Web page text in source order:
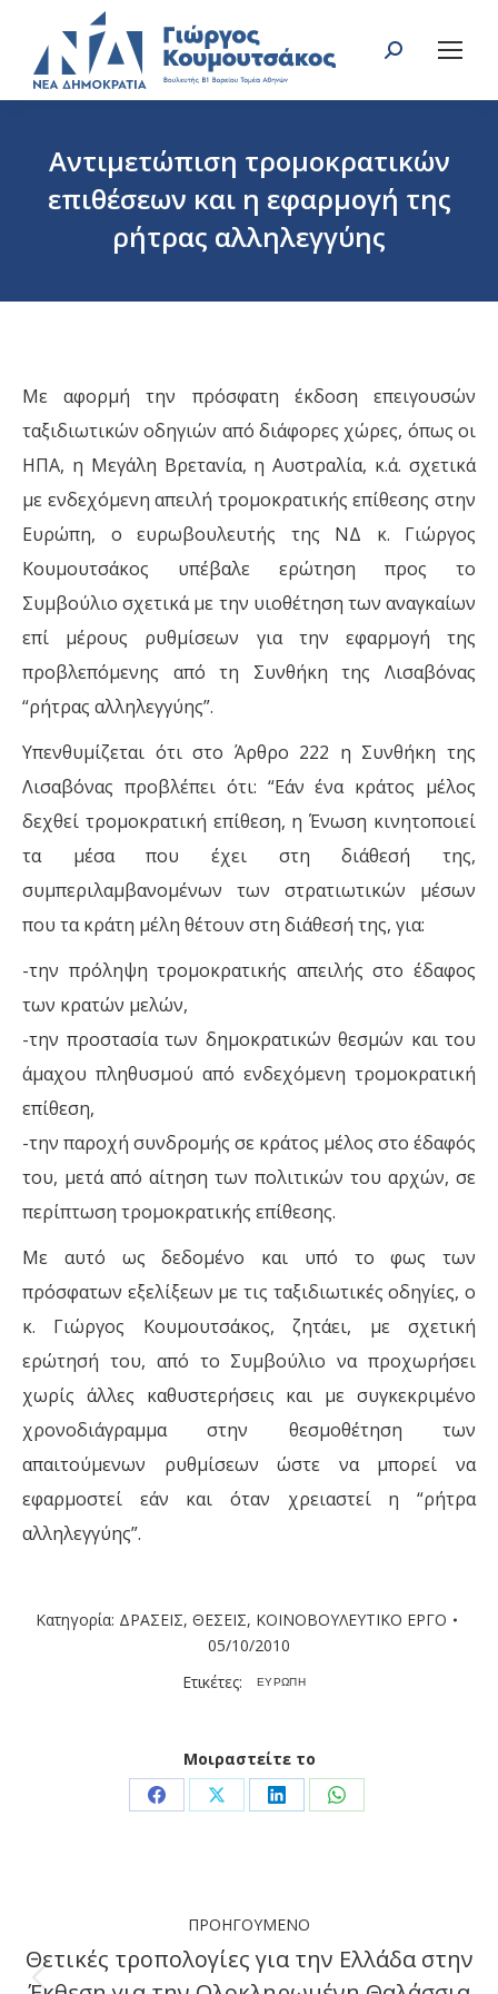
Search:
Αντιμετώπιση τρομοκρατικών
επιθέσεων και η εφαρμογή της
ρήτρας αλληλεγγύης
Με αφορμή την πρόσφατη έκδοση επειγουσών
ταξιδιωτικών οδηγιών από διάφορες χώρες, όπως οι
ΗΠΑ, η Μεγάλη Βρετανία, η Αυστραλία, κ.ά. σχετικά
με ενδεχόμενη απειλή τρομοκρατικής επίθεσης στην
Ευρώπη, ο ευρωβουλευτής της ΝΔ κ. Γιώργος
Κουμουτσάκος υπέβαλε ερώτηση προς το
Συμβούλιο σχετικά με την υιοθέτηση των αναγκαίων
επί μέρους ρυθμίσεων για την εφαρμογή της
προβλεπόμενης από τη Συνθήκη της Λισαβόνας
“ρήτρας αλληλεγγύης”.
Υπενθυμίζεται ότι στο Άρθρο 222 η Συνθήκη της
Λισαβόνας προβλέπει ότι: “Εάν ένα κράτος μέλος
δεχθεί τρομοκρατική επίθεση, η Ένωση κινητοποιεί
τα μέσα που έχει στη διάθεσή της,
συμπεριλαμβανομένων των στρατιωτικών μέσων
που τα κράτη μέλη θέτουν στη διάθεσή της, για:
-την πρόληψη τρομοκρατικής απειλής στο έδαφος
των κρατών μελών,
-την προστασία των δημοκρατικών θεσμών και του
άμαχου πληθυσμού από ενδεχόμενη τρομοκρατική
επίθεση,
-την παροχή συνδρομής σε κράτος μέλος στο έδαφός
του, μετά από αίτηση των πολιτικών του αρχών, σε
περίπτωση τρομοκρατικής επίθεσης.
Με αυτό ως δεδομένο και υπό το φως των
πρόσφατων εξελίξεων με τις ταξιδιωτικές οδηγίες, ο
κ. Γιώργος Κουμουτσάκος, ζητάει, με σχετική
ερώτησή του, από το Συμβούλιο να προχωρήσει
χωρίς άλλες καθυστερήσεις και με συγκεκριμένο
χρονοδιάγραμμα στην θεσμοθέτηση των
απαιτούμενων ρυθμίσεων ώστε να μπορεί να
εφαρμοστεί εάν και όταν χρειαστεί η “ρήτρα
αλληλεγγύης”.
Κατηγορία: ΔΡΑΣΕΙΣ, ΘΕΣΕΙΣ, ΚΟΙΝΟΒΟΥΛΕΥΤΙΚΟ ΕΡΓΟ
05/10/2010
Ετικέτες:
ΕΥΡΩΠΗ
Μοιραστείτε το
Share Share Share Share
navigation
ΠΡΟΗΓΟΎΜΕΝΟ
Θετικές τροπολογίες για την Ελλάδα στην